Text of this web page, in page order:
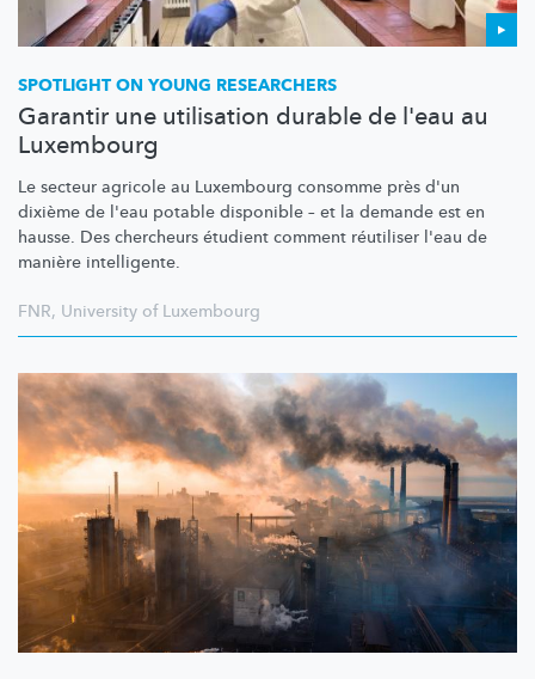
SPOTLIGHT ON YOUNG RESEARCHERS
Garantir une utilisation durable de l'eau au
Luxembourg
Le secteur agricole au Luxembourg consomme près d'un
dixième de l'eau potable disponible – et la demande est en
hausse. Des chercheurs étudient comment réutiliser l'eau de
manière intelligente.
FNR, University of Luxembourg